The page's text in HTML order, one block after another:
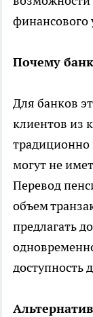
финансового
Почему
Для банков
клиентов из
традиционно
могут не
Перевод
объем
предлагать
доступность